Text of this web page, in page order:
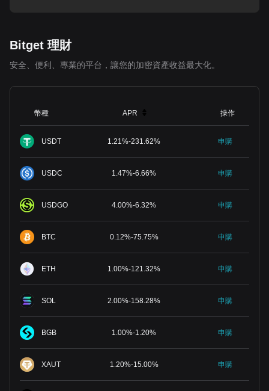
Bitget 理財
安全、便利、專業的平台，讓您的加密資產收益最大化。
幣種 APR 操作
USDT 1.21 %-231.62% 申購
USDC 1.47%-6.66% 申購
USDGO 4.00%-6.32% 申購
BTC 0.12%-75.75% 申購
ETH 1.00%-121.32% 申購
SOL 2.00%-158.28% 申購
BGB 1.00%-1.20% 申購
XAUT 1.20%-15.00% 申購